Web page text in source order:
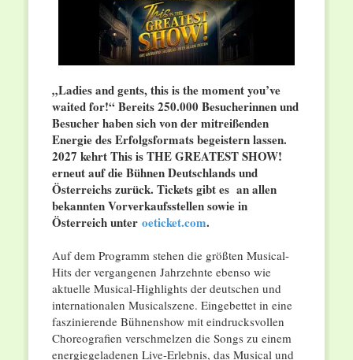
„Ladies and gents, this is the moment you’ve
waited for!“ Bereits 250.000 Besucherinnen und
Besucher haben sich von der mitreißenden
Energie des Erfolgsformats begeistern lassen.
2027 kehrt This is THE GREATEST SHOW!
erneut auf die Bühnen Deutschlands und
Österreichs zurück. Tickets gibt es an allen
bekannten Vorverkaufsstellen sowie in
Österreich unter oeticket.com.
Auf dem Programm stehen die größten Musical-
Hits der vergangenen Jahrzehnte ebenso wie
aktuelle Musical-Highlights der deutschen und
internationalen Musicalszene. Eingebettet in eine
faszinierende Bühnenshow mit eindrucksvollen
Choreografien verschmelzen die Songs zu einem
energiegeladenen Live-Erlebnis, das Musical und